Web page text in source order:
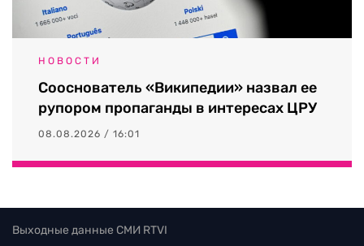
НОВОСТИ
Сооснователь «Википедии» назвал ее
рупором пропаганды в интересах ЦРУ
08.08.2026 / 16:01
Выходные данные СМИ RTVI